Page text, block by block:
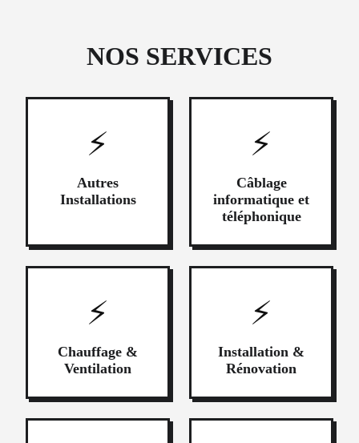
NOS SERVICES
⚡
Autres
Installations
⚡
Câblage
informatique et
téléphonique
⚡
Chauffage &
Ventilation
⚡
Installation &
Rénovation